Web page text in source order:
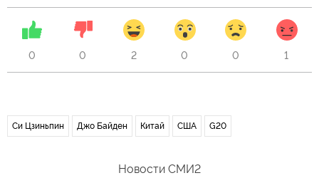
0 0 2 0 0 1
Си Цзиньпин Джо Байден Китай США G20
Новости СМИ2